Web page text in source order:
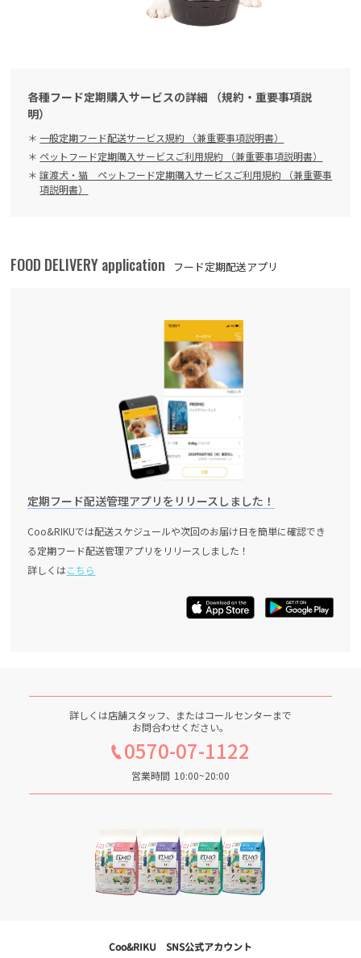
各種フード定期購入サービスの詳細 （規約・重要事項説
明）
一般定期フード配送サービス規約 （兼重要事項説明書）
ペットフード定期購入サービスご利用規約 （兼重要事項説明書）
譲渡犬・猫 ペットフード定期購入サービスご利用規約 （兼重要事
項説明書）
FOOD DELIVERY application フード定期配送アプリ
定期フード配送管理アプリをリリースしました！
Coo&RIKUでは配送スケジュールや次回のお届け日を簡単に確認でき
る定期フード配送管理アプリをリリースしました！
詳しくはこちら
詳しくは店舗スタッフ、またはコールセンターまで
お問合わせください。
0570-07-1122
営業時間 10:00~20:00
Coo&RIKU SNS公式アカウント